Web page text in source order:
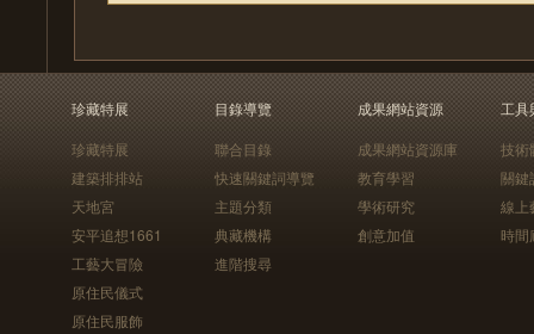
珍藏特展
珍藏特展
建築排排站
天地宮
安平追想1661
工藝大冒險
原住民儀式
原住民服飾
目錄導覽
聯合目錄
快速關鍵詞導覽
主題分類
典藏機構
進階搜尋
成果網站資源
成果網站資源庫
教育學習
學術研究
創意加值
工具
技術
關鍵
線上
時間